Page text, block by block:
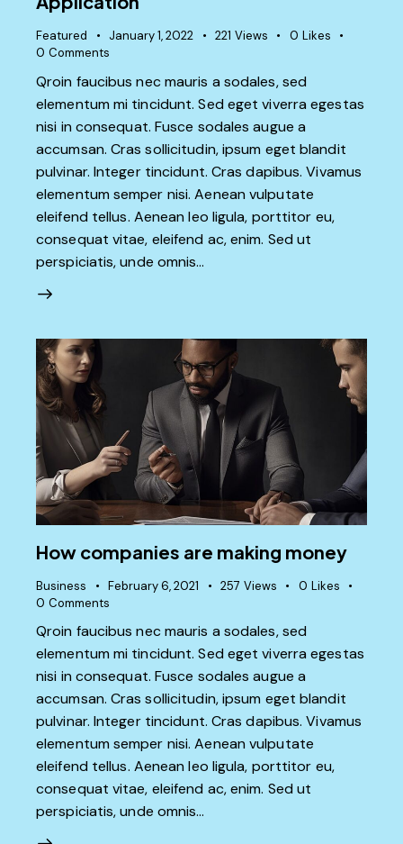
Featured January 1, 2022 221 Views 0 Likes
0 Comments
Qroin faucibus nec mauris a sodales, sed
elementum mi tincidunt. Sed eget viverra egestas
nisi in consequat. Fusce sodales augue a
accumsan. Cras sollicitudin, ipsum eget blandit
pulvinar. Integer tincidunt. Cras dapibus. Vivamus
elementum semper nisi. Aenean vulputate
eleifend tellus. Aenean leo ligula, porttitor eu,
consequat vitae, eleifend ac, enim. Sed ut
perspiciatis, unde omnis…
How companies are making money
Business February 6, 2021 257 Views 0 Likes
0 Comments
Qroin faucibus nec mauris a sodales, sed
elementum mi tincidunt. Sed eget viverra egestas
nisi in consequat. Fusce sodales augue a
accumsan. Cras sollicitudin, ipsum eget blandit
pulvinar. Integer tincidunt. Cras dapibus. Vivamus
elementum semper nisi. Aenean vulputate
eleifend tellus. Aenean leo ligula, porttitor eu,
consequat vitae, eleifend ac, enim. Sed ut
perspiciatis, unde omnis…